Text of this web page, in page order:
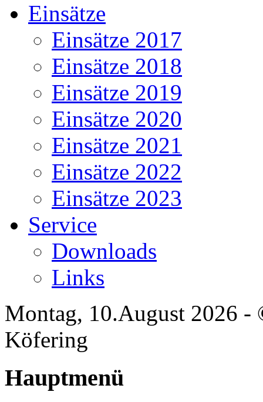
Einsätze
Einsätze 2017
Einsätze 2018
Einsätze 2019
Einsätze 2020
Einsätze 2021
Einsätze 2022
Einsätze 2023
Service
Downloads
Links
Montag, 10.August 2026
Köfering
Hauptmenü